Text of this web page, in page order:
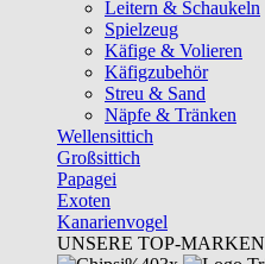
Leitern & Schaukeln
Spielzeug
Käfige & Volieren
Käfigzubehör
Streu & Sand
Näpfe & Tränken
Wellensittich
Großsittich
Papagei
Exoten
Kanarienvogel
UNSERE TOP-MARKEN